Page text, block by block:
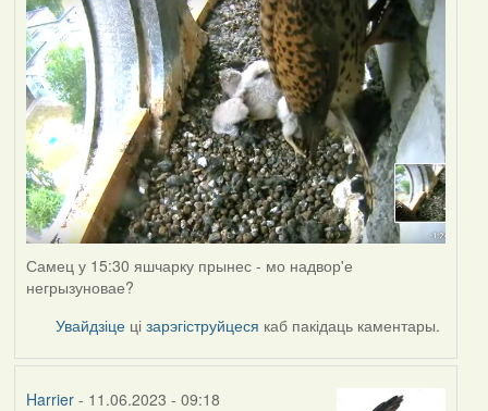
Самец у 15:30 яшчарку прынес - мо надвор'е
негрызуновае?
Увайдзіце цізарэгіструйцеся каб пакідаць каментары.
Harrier- 11.06.2023 - 09:18